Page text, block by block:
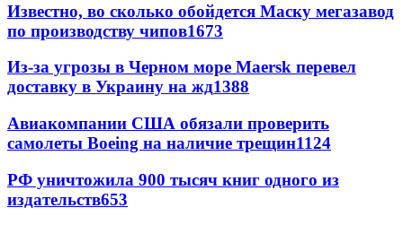
Известно, во сколько обойдется Маску мегазавод
по производству чипов1673
Из-за угрозы в Черном море Maersk перевел
доставку в Украину на жд1388
Авиакомпании США обязали проверить
самолеты Boeing на наличие трещин1124
РФ уничтожила 900 тысяч книг одного из
издательств653